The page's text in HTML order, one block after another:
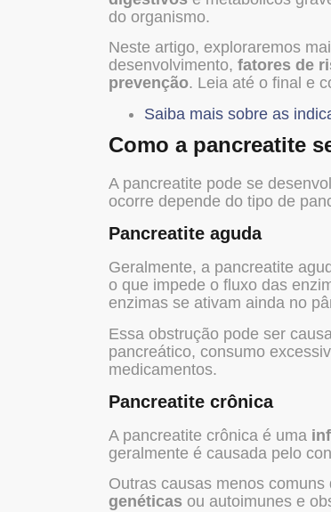
do organismo.
Neste artigo, exploraremos
desenvolvimento, fatores de
prevenção. Leia até o final e
Saiba mais sobre as
Como a pancreatite
A pancreatite pode se
ocorre depende do tipo de
Pancreatite aguda
Geralmente, a pancreatite
o que impede o fluxo das
enzimas se ativam ainda no
Essa obstrução pode ser
pancreático, consumo
medicamentos.
Pancreatite crônica
A pancreatite crônica é uma
geralmente é causada pelo
Outras causas menos
genéticas ou autoimunes e